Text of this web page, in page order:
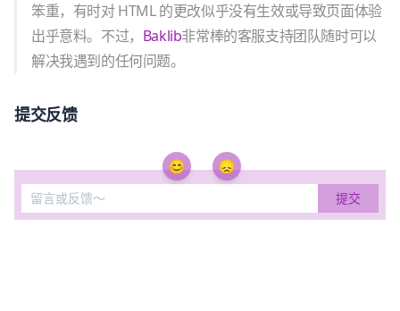
笨重，有时对 HTML 的更改似乎没有生效或导致页面体验
出乎意料。不过， Baklib非常棒的客服支持团队随时可以
解决我遇到的任何问题。
提交反馈
😊 😞